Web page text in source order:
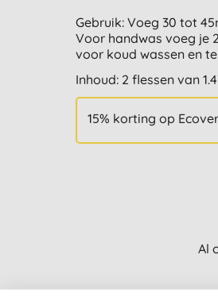
Gebruik: Voeg 30 tot
Voor handwas voeg je
voor koud wassen en
Inhoud: 2 flessen van
15% korting op
Al